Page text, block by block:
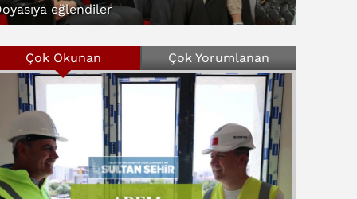
eğlendiler
Çok Okunan Çok Yorumlanan